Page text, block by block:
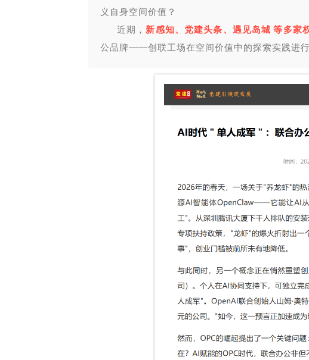
义自身空间价值？
近期，新感知、 党建头条、遇见岛城等多家
公品牌——创联工场在空间价值中 的探索实践进